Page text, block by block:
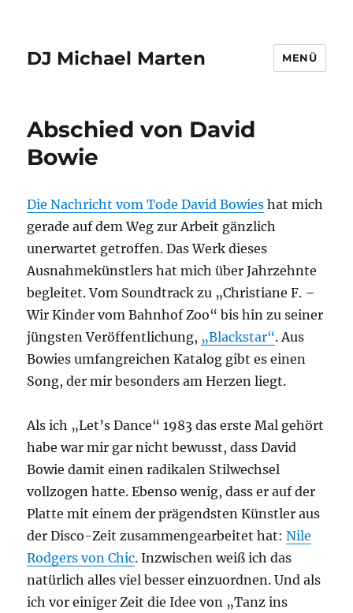
DJ Michael Marten MENÜ
Abschied von David
Bowie
Die Nachricht vom Tode David Bowies hat mich
gerade auf dem Weg zur Arbeit gänzlich
unerwartet getroffen. Das Werk dieses
Ausnahmekünstlers hat mich über Jahrzehnte
begleitet. Vom Soundtrack zu „Christiane F. –
Wir Kinder vom Bahnhof Zoo“ bis hin zu seiner
jüngsten Veröffentlichung, „Blackstar“. Aus
Bowies umfangreichen Katalog gibt es einen
Song, der mir besonders am Herzen liegt.
Als ich „Let’s Dance“ 1983 das erste Mal gehört
habe war mir gar nicht bewusst, dass David
Bowie damit einen radikalen Stilwechsel
vollzogen hatte. Ebenso wenig, dass er auf der
Platte mit einem der prägendsten Künstler aus
der Disco-Zeit zusammengearbeitet hat:Nile
Rodgers von Chic. Inzwischen weiß ich das
natürlich alles viel besser einzuordnen. Und als
ich vor einiger Zeit die Idee von „Tanz ins